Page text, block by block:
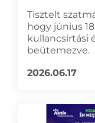
Tisztelt
hogy június
kullancsirtási
beütemezve.
2026.06.17